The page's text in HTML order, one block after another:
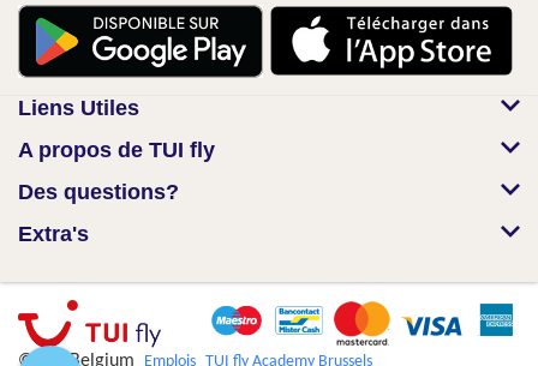
Liens Utiles
A propos de TUI fly
Des questions?
Extra's
© TUI Belgium Emplois TUI fly Academy Brussels